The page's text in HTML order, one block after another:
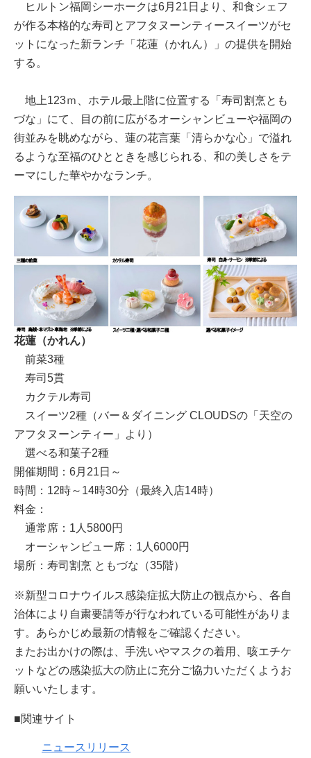
ヒルトン福岡シーホークは6月21日より、和食シェフ
が作る本格的な寿司とアフタヌーンティースイーツがセ
ットになった新ランチ「花蓮（かれん）」の提供を開始
する。
地上123ｍ、ホテル最上階に位置する「寿司割烹とも
づな」にて、目の前に広がるオーシャンビューや福岡の
街並みを眺めながら、蓮の花言葉「清らかな心」で溢れ
るような至福のひとときを感じられる、和の美しさをテ
ーマにした華やかなランチ。
花蓮（かれん）
前菜3種
寿司5貫
カクテル寿司
スイーツ2種（バー＆ダイニング CLOUDSの「天空の
アフタヌーンティー」より）
選べる和菓子2種
開催期間：6月21日～
時間：12時～14時30分（最終入店14時）
料金：
通常席：1人5800円
オーシャンビュー席：1人6000円
場所：寿司割烹 ともづな（35階）
※新型コロナウイルス感染症拡大防止の観点から、各自
治体により自粛要請等が行なわれている可能性がありま
す。あらかじめ最新の情報をご確認ください。
またお出かけの際は、手洗いやマスクの着用、咳エチケ
ットなどの感染拡大の防止に充分ご協力いただくようお
願いいたします。
■関連サイト
ニュースリリース